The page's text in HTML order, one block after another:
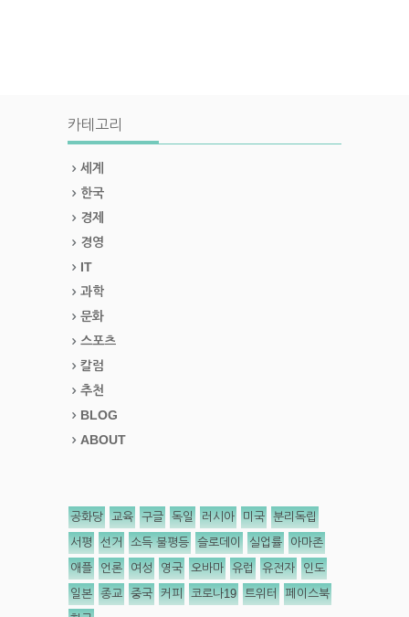
카테고리
세계
한국
경제
경영
IT
과학
문화
스포츠
칼럼
추천
BLOG
ABOUT
공화당 교육 구글 독일 러시아 미국 분리독립
서평 선거 소득 불평등 슬로데이 실업률 아마존
애플 언론 여성 영국 오바마 유럽 유전자 인도
일본 종교 중국 커피 코로나19 트위터 페이스북